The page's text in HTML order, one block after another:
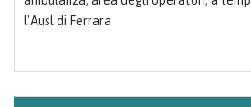
l'Ausl di Ferrara